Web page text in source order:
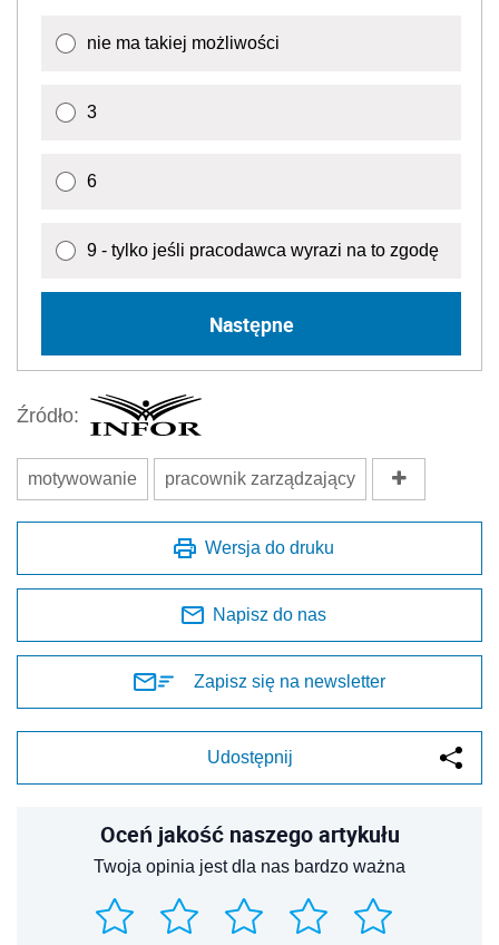
nie ma takiej możliwości
3
6
9 - tylko jeśli pracodawca wyrazi na to zgodę
Następne
Źródło:
motywowanie pracownik zarządzający
Wersja do druku
Napisz do nas
Zapisz się na newsletter
Udostępnij
Oceń jakość naszego artykułu
Twoja opinia jest dla nas bardzo ważna